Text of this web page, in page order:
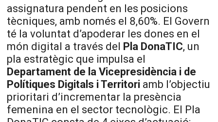
assignatura pendent en les posicions
tècniques, amb només el 8,60%. El Govern
té la voluntat d’apoderar les dones en el
món digital a través del Pla DonaTIC, un
pla estratègic que impulsa el
Departament de laVicepresidència i de
Polítiques Digitals i Territori amb l’objectiu
prioritari d’incrementar la presència
femenina en el sector tecnològic. El Pla